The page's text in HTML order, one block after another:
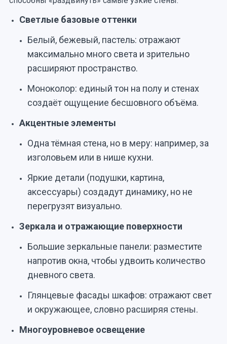
Светлые базовые оттенки
Белый, бежевый, пастель: отражают
максимально много света и зрительно
расширяют пространство.
Моноколор: единый тон на полу и стенах
создаёт ощущение бесшовного объёма.
Акцентные элементы
Одна тёмная стена, но в меру: например, за
изголовьем или в нише кухни.
Яркие детали (подушки, картина,
аксессуары) создадут динамику, но не
перегрузят визуально.
Зеркала и отражающие поверхности
Большие зеркальные панели: разместите
напротив окна, чтобы удвоить количество
дневного света.
Глянцевые фасады шкафов: отражают свет
и окружающее, словно расширяя стены.
Многоуровневое освещение